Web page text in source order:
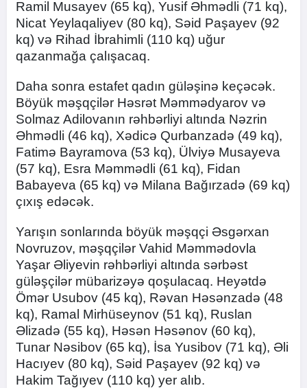
Ramil Musayev (65 kq), Yusif Əhmədli (71 kq),
Nicat Yeylaqaliyev (80 kq), Səid Paşayev (92
kq) və Rihad İbrahimli (110 kq) uğur
qazanmağa çalışacaq.
Daha sonra estafet qadın güləşinə keçəcək.
Böyük məşqçilər Həsrət Məmmədyarov və
Solmaz Adilovanın rəhbərliyi altında Nəzrin
Əhmədli (46 kq), Xədicə Qurbanzadə (49 kq),
Fatimə Bayramova (53 kq), Ülviyə Musayeva
(57 kq), Esra Məmmədli (61 kq), Fidan
Babayeva (65 kq) və Milana Bağırzadə (69 kq)
çıxış edəcək.
Yarışın sonlarında böyük məşqçi Əsgərxan
Novruzov, məşqçilər Vahid Məmmədovla
Yaşar Əliyevin rəhbərliyi altında sərbəst
güləşçilər mübarizəyə qoşulacaq. Heyətdə
Ömər Usubov (45 kq), Rəvan Həsənzadə (48
kq), Ramal Mirhüseynov (51 kq), Ruslan
Əlizadə (55 kq), Həsən Həsənov (60 kq),
Tunar Nəsibov (65 kq), İsa Yusibov (71 kq), Əli
Hacıyev (80 kq), Səid Paşayev (92 kq) və
Hakim Tağıyev (110 kq) yer alıb.